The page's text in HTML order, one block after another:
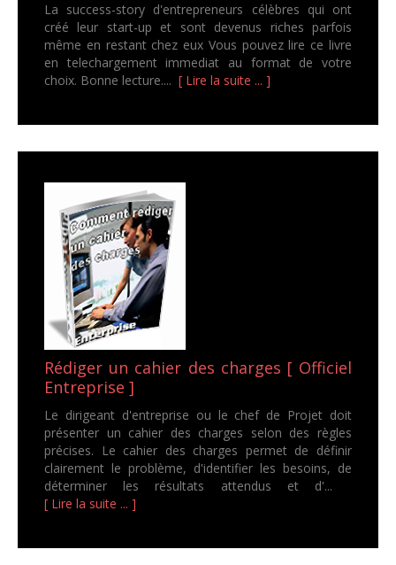
La success-story d'entrepreneurs célèbres qui ont
créé leur start-up et sont devenus riches parfois
même en restant chez eux Vous pouvez lire ce livre
en telechargement immediat au format de votre
choix. Bonne lecture.... [ Lire la suite ... ]
Rédiger un cahier des charges [ Officiel
Entreprise ]
Le dirigeant d'entreprise ou le chef de Projet doit
présenter un cahier des charges selon des règles
précises. Le cahier des charges permet de définir
clairement le problème, d'identifier les besoins, de
déterminer les résultats attendus et d'...
[ Lire la suite ... ]